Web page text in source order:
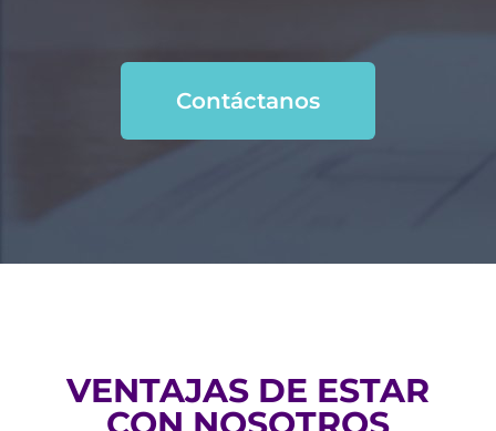
Contáctanos
VENTAJAS DE ESTAR